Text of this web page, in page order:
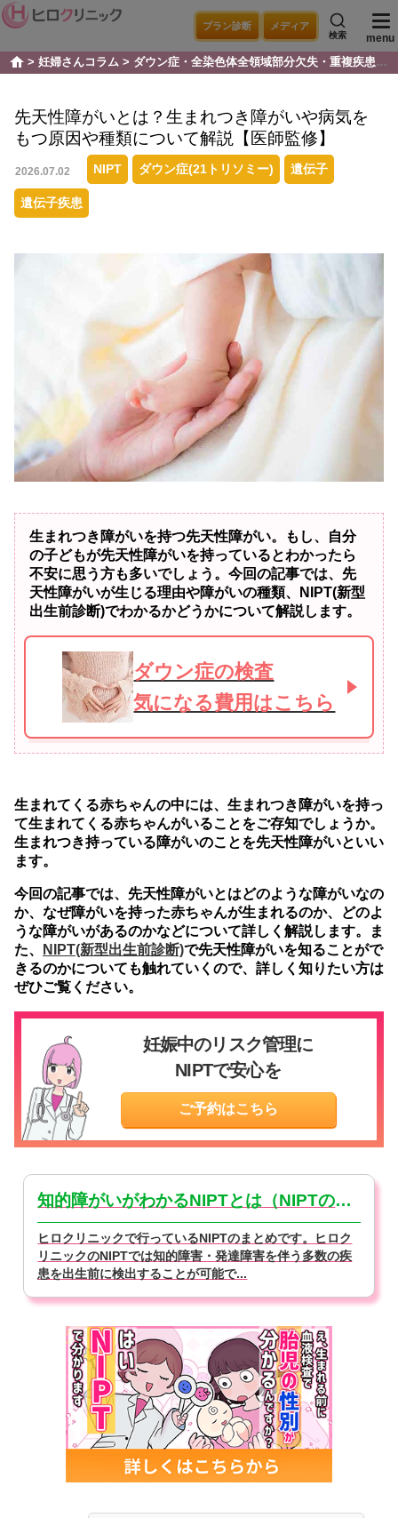
プラン診断 メディア
検索 menu
home妊婦さんコラム ダウン症・全染色体全領域部分欠失・重複疾患
先天性障がいとは？生まれつき障がいや病気を
もつ原因や種類について解説【医師監修】
2026.07.02 NIPT ダウン症(21トリソミー) 遺伝子
遺伝子疾患
生まれつき障がいを持つ先天性障がい。もし、自分
の子どもが先天性障がいを持っているとわかったら
不安に思う方も多いでしょう。今回の記事では、先
天性障がいが生じる理由や障がいの種類、NIPT(新型
出生前診断)でわかるかどうかについて解説します。
ダウン症の検査
気になる費用はこちら
生まれてくる赤ちゃんの中には、生まれつき障がいを持っ
て生まれてくる赤ちゃんがいることをご存知でしょうか。
生まれつき持っている障がいのことを先天性障がいといい
ます。
今回の記事では、先天性障がいとはどのような障がいなの
か、なぜ障がいを持った赤ちゃんが生まれるのか、どのよ
うな障がいがあるのかなどについて詳しく解説します。ま
た、
NIPT(新型出生前診断)で先天性障がいを知ることがで
きるのかについても触れていくので、詳しく知りたい方は
ぜひご覧ください。
妊娠中のリスク管理に
NIPTで安心を
ご予約はこちら
知的障がいがわかるNIPTとは（NIPTの基本）
ヒロクリニックで行っているNIPTのまとめです。ヒロク
リニックのNIPTでは知的障害・発達障害を伴う多数の疾
患を出生前に検出することが可能で...